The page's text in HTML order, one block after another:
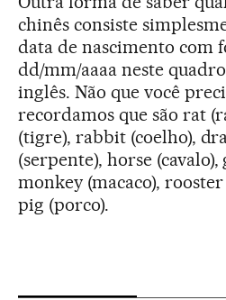
chinês consiste
data de nascimento com
dd/mm/aaaa neste
inglês. Não que você
recordamos que são rat
(tigre), rabbit (coelho),
(serpente), horse (cavalo),
monkey (macaco), rooster
pig (porco).